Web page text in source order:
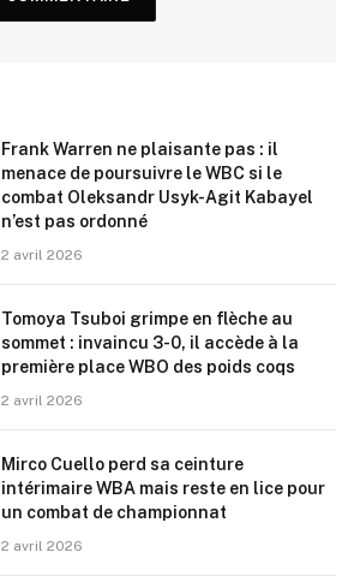
Frank Warren ne plaisante pas : il
menace de poursuivre le WBC si le
combat Oleksandr Usyk-Agit Kabayel
n’est pas ordonné
2 avril 2026
Tomoya Tsuboi grimpe en flèche au
sommet : invaincu 3-0, il accède à la
première place WBO des poids coqs
2 avril 2026
Mirco Cuello perd sa ceinture
intérimaire WBA mais reste en lice pour
un combat de championnat
2 avril 2026